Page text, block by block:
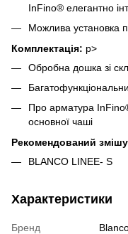
InFino® елегантно
Можлива установка
Комплектація: p>
Обробна дошка зі
Про арматура
основної чаші
Рекомендований
BLANCO LINEE- S
Характеристики
Бренд